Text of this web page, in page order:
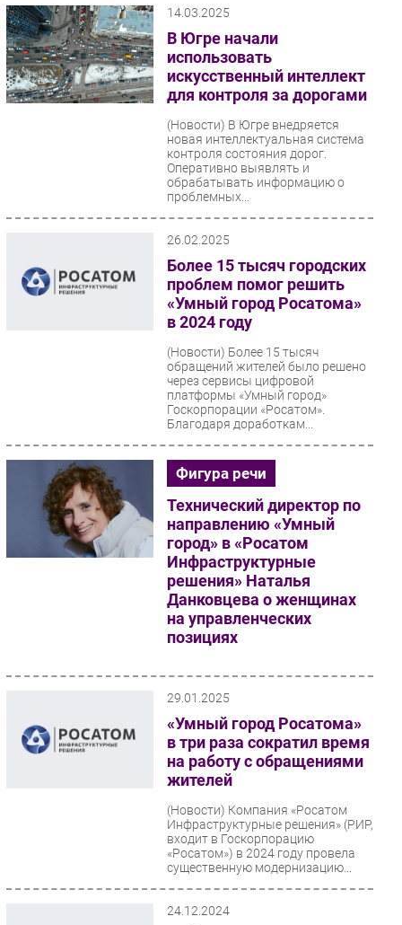
14.03.2025
В Югре начали
использовать
искусственный интеллект
для контроля за дорогами
(Новости) В Югре внедряется
новая интеллектуальная система
контроля состояния дорог.
Оперативно выявлять и
обрабатывать информацию о
проблемных...
26.02.2025
Более 15 тысяч городских
проблем помог решить
«Умный город Росатома»
в 2024 году
(Новости) Более 15 тысяч
обращений жителей было решено
через сервисы цифровой
платформы «Умный город»
Госкорпорации «Росатом».
Благодаря доработкам...
Фигура речи
Технический директор по
направлению «Умный
город» в «Росатом
Инфраструктурные
решения» Наталья
Данковцева о женщинах
на управленческих
позициях
29.01.2025
«Умный город Росатома»
в три раза сократил время
на работу с обращениями
жителей
(Новости) Компания «Росатом
Инфраструктурные решения» (РИР,
входит в Госкорпорацию
«Росатом») в 2024 году провела
существенную модернизацию...
24.12.2024